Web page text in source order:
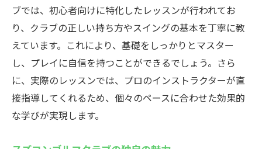
ブでは、初心者向けに特化したレッスンが行われてお
り、クラブの正しい持ち方やスイングの基本を丁寧に教
えています。これにより、基礎をしっかりとマスター
し、プレイに自信を持つことができるでしょう。さら
に、実際のレッスンでは、プロのインストラクターが直
接指導してくれるため、個々のペースに合わせた効果的
な学びが実現します。